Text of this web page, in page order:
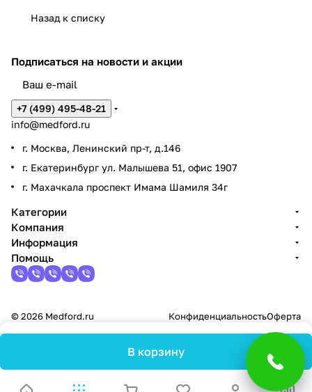
Назад к списку
В корзину
Подписаться на новости и акции
+7 (499) 495-48-21
info@medford.ru
г. Москва, Ленинский пр-т, д.146
г. Екатеринбург ул. Малышева 51, офис 1907
г. Махачкала проспект Имама Шамиля 34г
Категории
Компания
Информация
Помощь
© 2026 Medford.ru КонфиденциальностьОферта